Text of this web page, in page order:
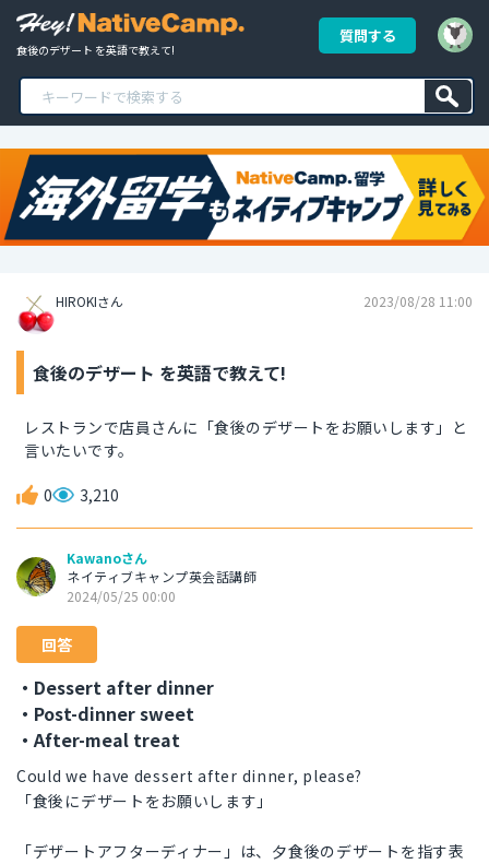
食後のデザート を英語で教えて!
質問する
HIROKIさん 2023/08/28 11:00
食後のデザート を英語で教えて!
レストランで店員さんに「食後のデザートをお願いします」と
言いたいです。
0 3,210
Kawanoさん
ネイティブキャンプ英会話講師
2024/05/25 00:00
回答
・Dessert after dinner
・Post-dinner sweet
・After-meal treat
Could we have dessert after dinner, please?
「食後にデザートをお願いします」
「デザートアフターディナー」は、夕食後のデザートを指す表